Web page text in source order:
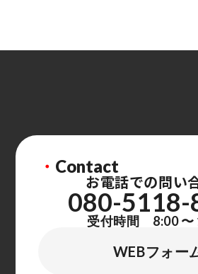
・ Contact
お電話での問い
080-5118-
受付時間 8:00 〜
WEBフォー